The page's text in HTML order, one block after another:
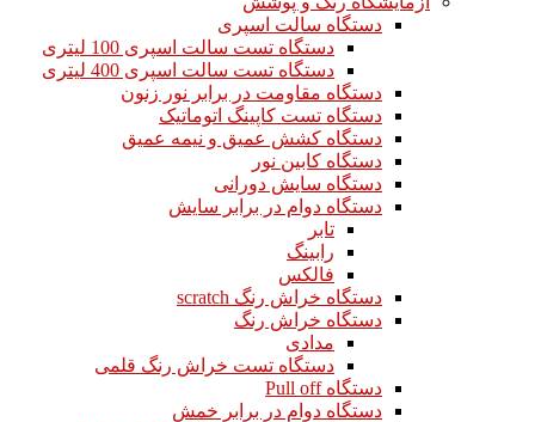
دستگاه سالت اسپری
دستگاه تست سالت اسپری 100 لیتری
دستگاه تست سالت اسپری 400 لیتری
دستگاه مقاومت در برابر نور زنون
دستگاه تست کاپینگ اتوماتیک
دستگاه کشش عمیق و نیمه عمیق
دستگاه کابین نور
دستگاه سایش دورانی
دستگاه دوام در برابر سایش
تابر
رابینگ
فالکس
دستگاه خراش رنگ scratch
دستگاه خراش رنگ
مدادی
دستگاه تست خراش رنگ قلمی
دستگاه Pull off
دستگاه دوام در برابر خمش